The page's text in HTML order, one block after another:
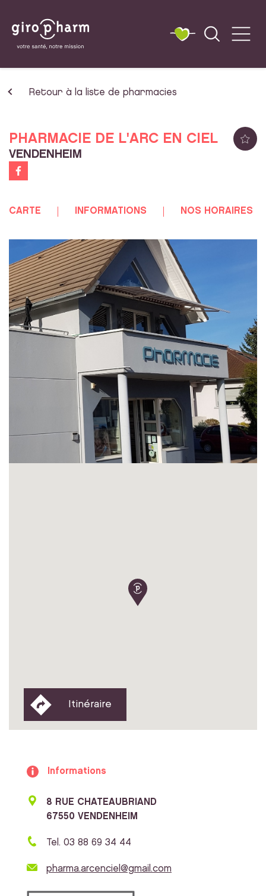
Retour à la liste de pharmacies
PHARMACIE DE L'ARC EN CIEL
VENDENHEIM
CARTE INFORMATIONS NOS HORAIRES
Itinéraire
Informations
8 RUE CHATEAUBRIAND
67550 VENDENHEIM
Tel. 03 88 69 34 44
pharma.arcenciel@gmail.com